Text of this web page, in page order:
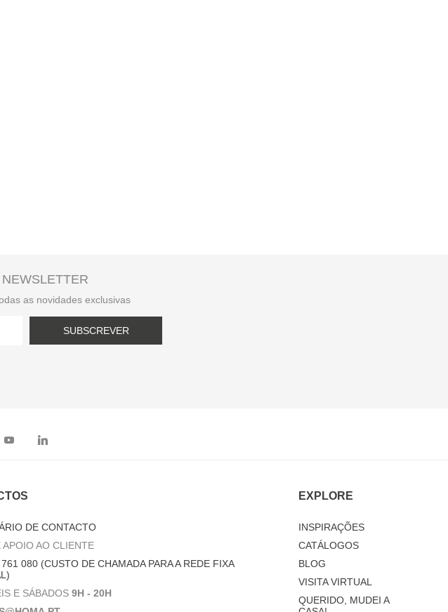
as novidades exclusivas
SUBSCREVER
DE CONTACTO
APOIO AO CLIENTE
080 (CUSTO DE CHAMADA PARA A REDE FIXA
E SÁBADOS 9H - 20H
EXPLORE
INSPIRAÇÕES
CATÁLOGOS
BLOG
VISITA VIRTUAL
QUERIDO, MUDEI A